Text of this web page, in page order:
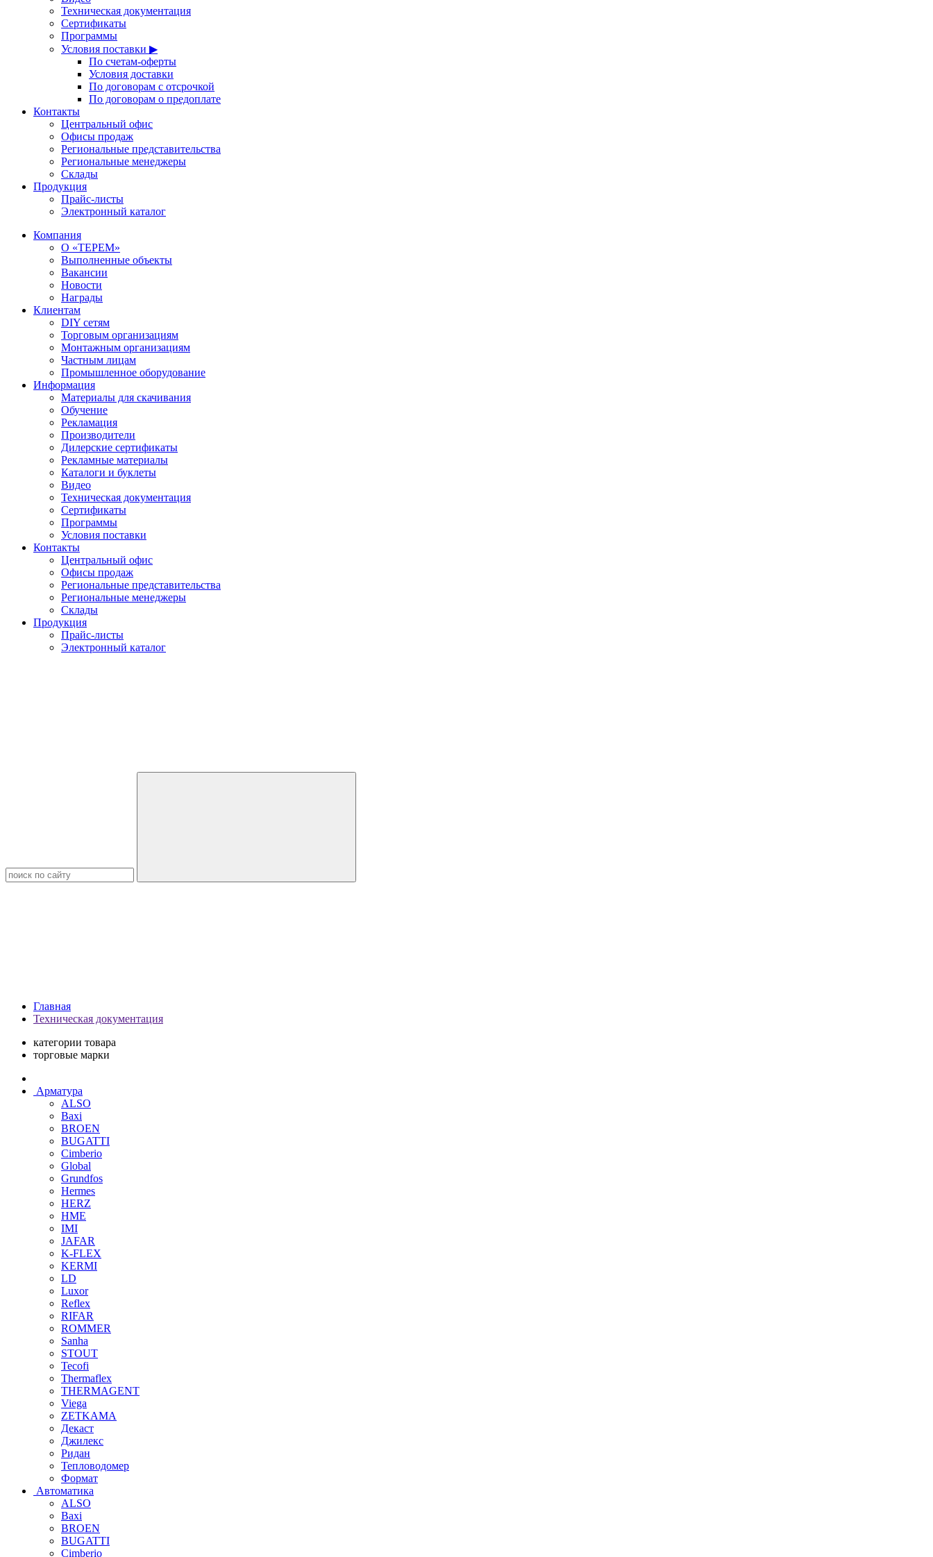
Техническая документация
Сертификаты
Программы
Условия поставки ▶
По счетам-оферты
Условия доставки
По договорам с отсрочкой
По договорам о предоплате
Контакты
Центральный офис
Офисы продаж
Региональные представительства
Региональные менеджеры
Склады
Продукция
Прайс-листы
Электронный каталог
Компания
О «ТЕРЕМ»
Выполненные объекты
Вакансии
Новости
Награды
Клиентам
DIY сетям
Торговым организациям
Монтажным организациям
Частным лицам
Промышленное оборудование
Информация
Материалы для скачивания
Обучение
Рекламация
Производители
Дилерские сертификаты
Рекламные материалы
Каталоги и буклеты
Видео
Техническая документация
Сертификаты
Программы
Условия поставки
Контакты
Центральный офис
Офисы продаж
Региональные представительства
Региональные менеджеры
Склады
Продукция
Прайс-листы
Электронный каталог
Главная
Техническая документация
категории товара
торговые марки
Арматура
ALSO
Baxi
BROEN
BUGATTI
Cimberio
Global
Grundfos
Hermes
HERZ
HME
IMI
JAFAR
K-FLEX
KERMI
LD
Luxor
Reflex
RIFAR
ROMMER
Sanha
STOUT
Tecofi
Thermaflex
THERMAGENT
Viega
ZETKAMA
Декаст
Джилекс
Ридан
Тепловодомер
Формат
Автоматика
ALSO
Baxi
BROEN
BUGATTI
Cimberio